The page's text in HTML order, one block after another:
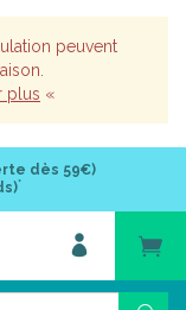
peuvent
plus «
dès 59€)
*